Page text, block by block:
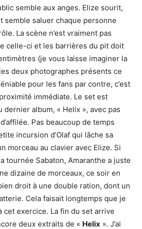
semble aux anges. Elize sourit,
semble saluer chaque personne
La scène n’est vraiment pas
celle-ci et les barrières du pit doit
(je vous laisse imaginer la
deux photographes présents ce
pour les fans par contre, c’est
immédiate. Le set est
dernier album, « Helix », avec pas
Pas beaucoup de temps
incursion d’Olaf qui lâche sa
morceau au clavier avec Elize. Si
tournée Sabaton, Amaranthe a juste
dizaine de morceaux, ce soir en
droit à une double ration, dont un
Cela faisait longtemps que je
cet exercice. La fin du set arrive
deux extraits de « Helix ». J’ai